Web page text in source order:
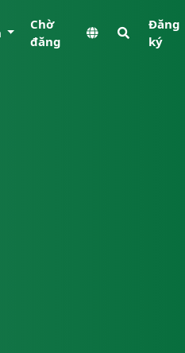
Chờ
đăng
Đăng
ký